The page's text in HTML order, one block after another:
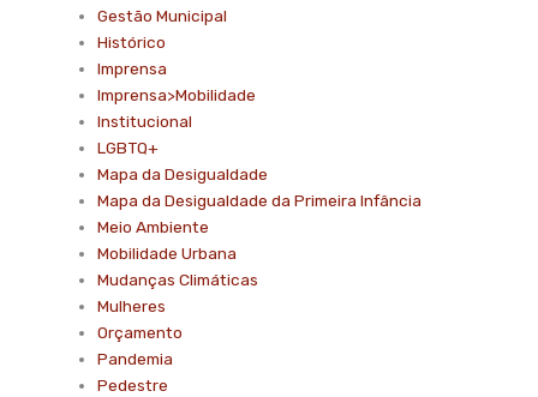
Gestão Municipal
Histórico
Imprensa
Imprensa>Mobilidade
Institucional
LGBTQ+
Mapa da Desigualdade
Mapa da Desigualdade da Primeira Infância
Meio Ambiente
Mobilidade Urbana
Mudanças Climáticas
Mulheres
Orçamento
Pandemia
Pedestre